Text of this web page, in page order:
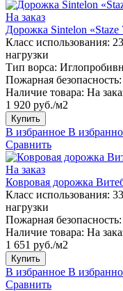
На заказ
Дорожка Sintelon «Staze
Класс использования:
нагрузки
Тип ворса:
Пожарная безопасность:
Наличие товара: На
1 920 руб./м2
Купить
В избранное В
Сравнить
На заказ
Ковровая дорожка
Класс использования:
нагрузки
Пожарная безопасность:
Наличие товара: На
1 651 руб./м2
Купить
В избранное В
Сравнить